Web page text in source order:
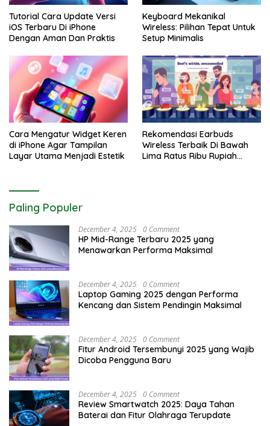
Tutorial Cara Update Versi
iOS Terbaru Di iPhone
Dengan Aman Dan Praktis
Keyboard Mekanikal
Wireless: Pilihan Tepat Untuk
Setup Minimalis
Cara Mengatur Widget Keren
di iPhone Agar Tampilan
Layar Utama Menjadi Estetik
Rekomendasi Earbuds
Wireless Terbaik Di Bawah
Lima Ratus Ribu Rupiah
Paling Populer
December 4, 2025 0 Comment
HP Mid-Range Terbaru 2025 yang
Menawarkan Performa Maksimal
December 4, 2025 0 Comment
Laptop Gaming 2025 dengan Performa
Kencang dan Sistem Pendingin Maksimal
December 4, 2025 0 Comment
Fitur Android Tersembunyi 2025 yang Wajib
Dicoba Pengguna Baru
December 4, 2025 0 Comment
Review Smartwatch 2025: Daya Tahan
Baterai dan Fitur Olahraga Terupdate